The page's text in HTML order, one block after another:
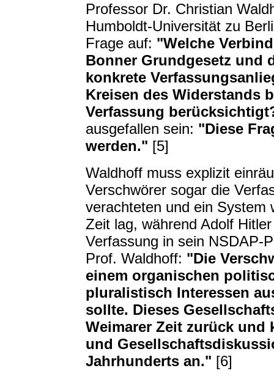
Professor Dr. Christian
Humboldt-Universität zu
Frage auf: "Welche
Bonner Grundgesetz und
konkrete
Kreisen des Widerstands
Verfassung
ausgefallen sein: "Diese
werden." [5]
Waldhoff muss explizit
Verschwörer sogar die
verachteten und ein System
Zeit lag, während Adolf
Verfassung in sein NSDAP-
Prof. Waldhoff: "Die
einem organischen
pluralistisch Interessen
sollte. Dieses
Weimarer Zeit zurück und
und
Jahrhunderts an." [6]